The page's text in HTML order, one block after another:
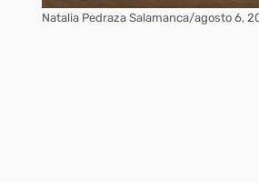
Natalia Pedraza Salamanca/agosto 6,